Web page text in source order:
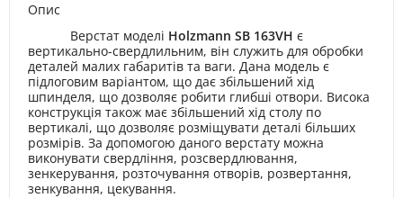
Опис
Верстат моделі Holzmann SB 163VH є
вертикально-свердлильним, він служить для обробки
деталей малих габаритів та ваги. Дана модель є
підлоговим варіантом, що дає збільшений хід
шпинделя, що дозволяє робити глибші отвори. Висока
конструкція також має збільшений хід столу по
вертикалі, що дозволяє розміщувати деталі більших
розмірів. За допомогою даного верстату можна
виконувати свердління, розсвердлювання,
зенкерування, розточування отворів, розвертання,
зенкування, цекування.